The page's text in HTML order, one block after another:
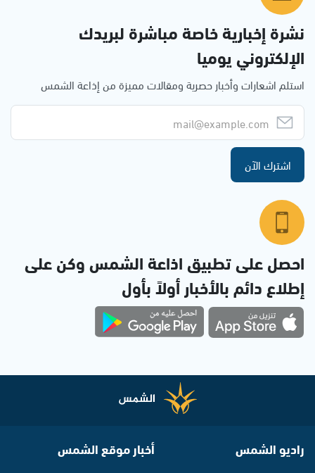
نشرة إخبارية خاصة مباشرة لبريدك
الإلكتروني يوميا
استلم اشعارات وأخبار حصرية ومقالات مميزة من إذاعة الشمس
اشترك الآن
احصل على تطبيق اذاعة الشمس وكن على
إطلاع دائم بالأخبار أولاً بأول
راديو الشمس أخبار موقع الشمس